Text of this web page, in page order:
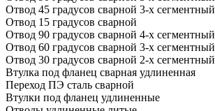
Отвод 45 градусов сварной 3-х сегментный
Отвод 15 градусов сварной
Отвод 90 градусов сварной 4-х сегментный
Отвод 60 градусов сварной 3-х сегментный
Отвод 30 градусов сварной 2-х сегментный
Втулка под фланец сварная удлиненная
Переход ПЭ сталь сварной
Втулки под фланец удлиненные